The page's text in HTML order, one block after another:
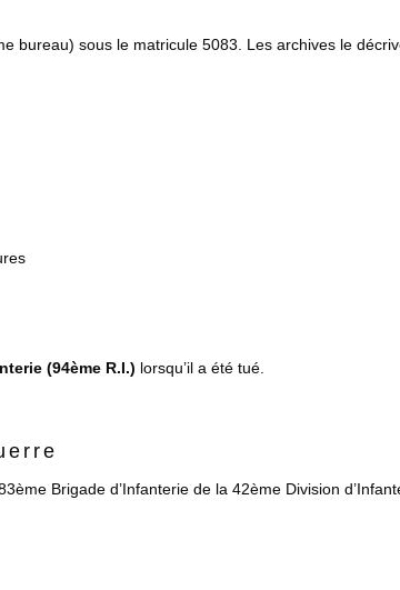
bureau) sous le matricule 5083. Les archives le
(94ème R.I.) lorsqu’il a été tué.
Brigade d’Infanterie de la 42ème Division